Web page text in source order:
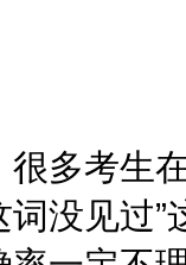
考生在
词没见过